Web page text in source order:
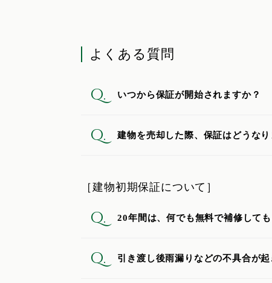
よくある質問
Q. いつから保証が開始されますか？
Q. 建物を売却した際、保証はどうなり
［建物初期保証について］
Q. 20年間は、何でも無料で補修して
Q. 引き渡し後雨漏りなどの不具合が